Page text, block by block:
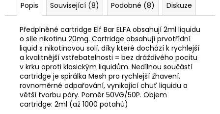
Popis Související (8) Podobné (8) Diskuze
Předplněné cartridge Elf Bar ELFA obsahují 2ml liquidu
o síle nikotinu 20mg. Cartridge obsahují prvotřídní
liquid s nikotinovou solí, díky které dochází k rychlejší
a kvalitnější vstřebatelnosti = bez dráždivého pocitu
v krku oproti klasickým liquidům. Nedílnou součástí
cartridge je spirálka Mesh pro rychlejší žhavení,
rovnoměrné odpařování, vynikající chuť liquidu a
větší tvorbu páry. Poměr 50VG/50P. Objem
cartridge: 2ml (až 1000 potahů)